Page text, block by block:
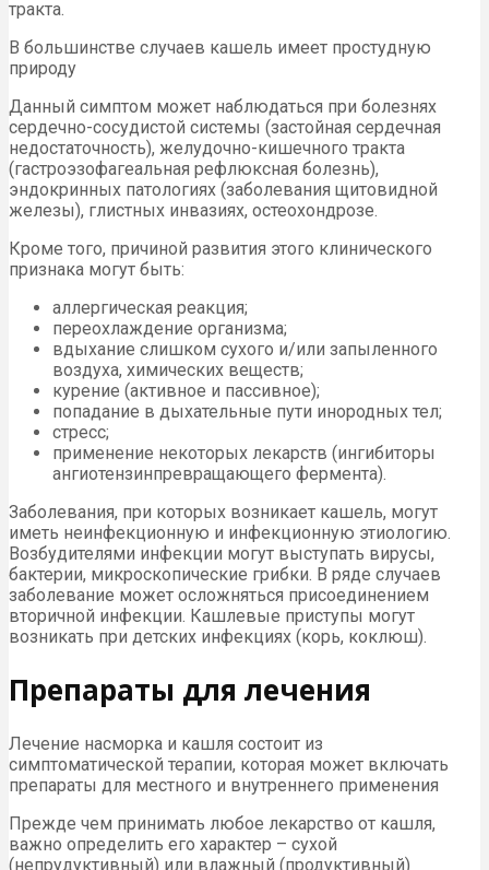
тракта.
В большинстве случаев кашель имеет простудную
природу
Данный симптом может наблюдаться при болезнях
сердечно-сосудистой системы (застойная сердечная
недостаточность), желудочно-кишечного тракта
(гастроэзофагеальная рефлюксная болезнь),
эндокринных патологиях (заболевания щитовидной
железы), глистных инвазиях, остеохондрозе.
Кроме того, причиной развития этого клинического
признака могут быть:
аллергическая реакция;
переохлаждение организма;
вдыхание слишком сухого и/или запыленного
воздуха, химических веществ;
курение (активное и пассивное);
попадание в дыхательные пути инородных тел;
стресс;
применение некоторых лекарств (ингибиторы
ангиотензинпревращающего фермента).
Заболевания, при которых возникает кашель, могут
иметь неинфекционную и инфекционную этиологию.
Возбудителями инфекции могут выступать вирусы,
бактерии, микроскопические грибки. В ряде случаев
заболевание может осложняться присоединением
вторичной инфекции. Кашлевые приступы могут
возникать при детских инфекциях (корь, коклюш).
Препараты для лечения
Лечение насморка и кашля состоит из
симптоматической терапии, которая может включать
препараты для местного и внутреннего применения
Прежде чем принимать любое лекарство от кашля,
важно определить его характер – сухой
(непрудуктивный) или влажный (продуктивный)